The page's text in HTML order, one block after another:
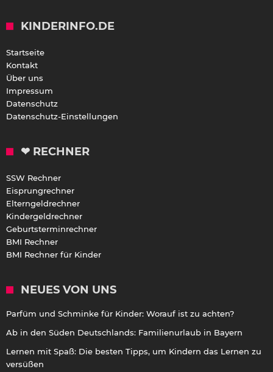
KINDERINFO.DE
Startseite
Kontakt
Über uns
Impressum
Datenschutz
Datenschutz-Einstellungen
❤ RECHNER
SSW Rechner
Eisprungrechner
Elterngeldrechner
Kindergeldrechner
Geburtsterminrechner
BMI Rechner
BMI Rechner für Kinder
NEUES VON UNS
Parfüm und Schminke für Kinder: Worauf ist zu achten?
Ab in den Süden Deutschlands: Familienurlaub in Bayern
Lernen mit Spaß: Die besten Tipps, um Kindern das Lernen zu
versüßen